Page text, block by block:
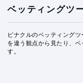
ベッティングツ
ピナクルのベッティング
を違う観点から見たり、
す。